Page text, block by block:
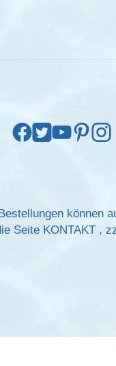
können
Seite KONTAKT,